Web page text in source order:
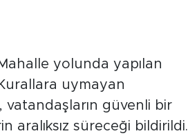
yolunda yapılan
uymayan
vatandaşların güvenli bir
aralıksız süreceği bildirildi.